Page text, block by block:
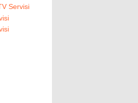
Servisi